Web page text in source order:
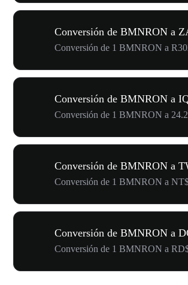
Conversión de BMNRON a
Conversión de 1 BMNRON a
Conversión de BMNRON a
Conversión de BMNRON a
Conversión de 1 BMNRON a
Conversión de BMNRON a
Conversión de 1 BMNRON a